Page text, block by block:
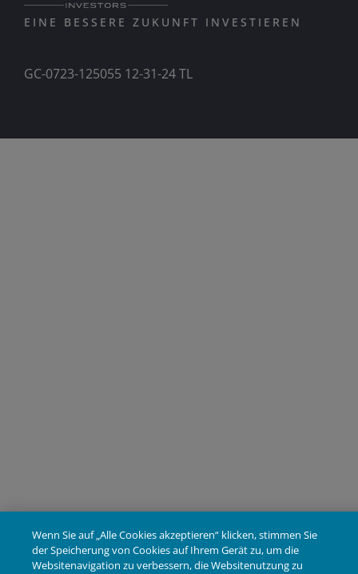
EINE BESSERE ZUKUNFT INVESTIEREN
GC-0723-125055 12-31-24 TL
Wenn Sie auf „Alle Cookies akzeptieren“ klicken, stimmen Sie
der Speicherung von Cookies auf Ihrem Gerät zu, um die
Websitenavigation zu verbessern, die Websitenutzung zu